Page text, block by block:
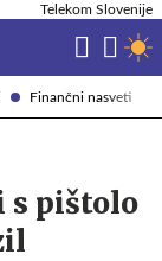
Finančni nasveti
Telekom Slovenije
s pištolo